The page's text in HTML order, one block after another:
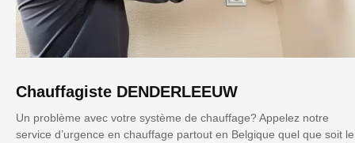
Chauffagiste DENDERLEEUW
Un problème avec votre système de chauffage? Appelez notre
service d’urgence en chauffage partout en Belgique quel que soit le